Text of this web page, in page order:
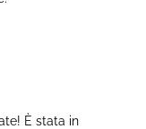
È stata in